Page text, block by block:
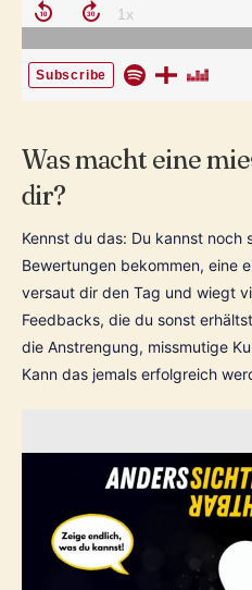
Was macht eine
dir?
Kennst du das: Du kannst noch
Bewertungen bekommen, eine
versaut dir den Tag und wiegt
Feedbacks, die du sonst
die Anstrengung, missmutige
Kann das jemals erfolgreich